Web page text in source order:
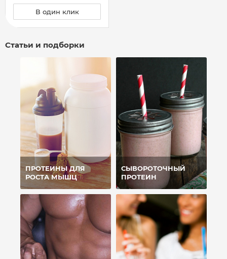
В один клик
Статьи и подборки
ПРОТЕИНЫ ДЛЯ
РОСТА МЫШЦ
СЫВОРОТОЧНЫЙ
ПРОТЕИН